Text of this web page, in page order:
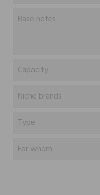
Base notes
Capacity
Niche brands
Type
For whom